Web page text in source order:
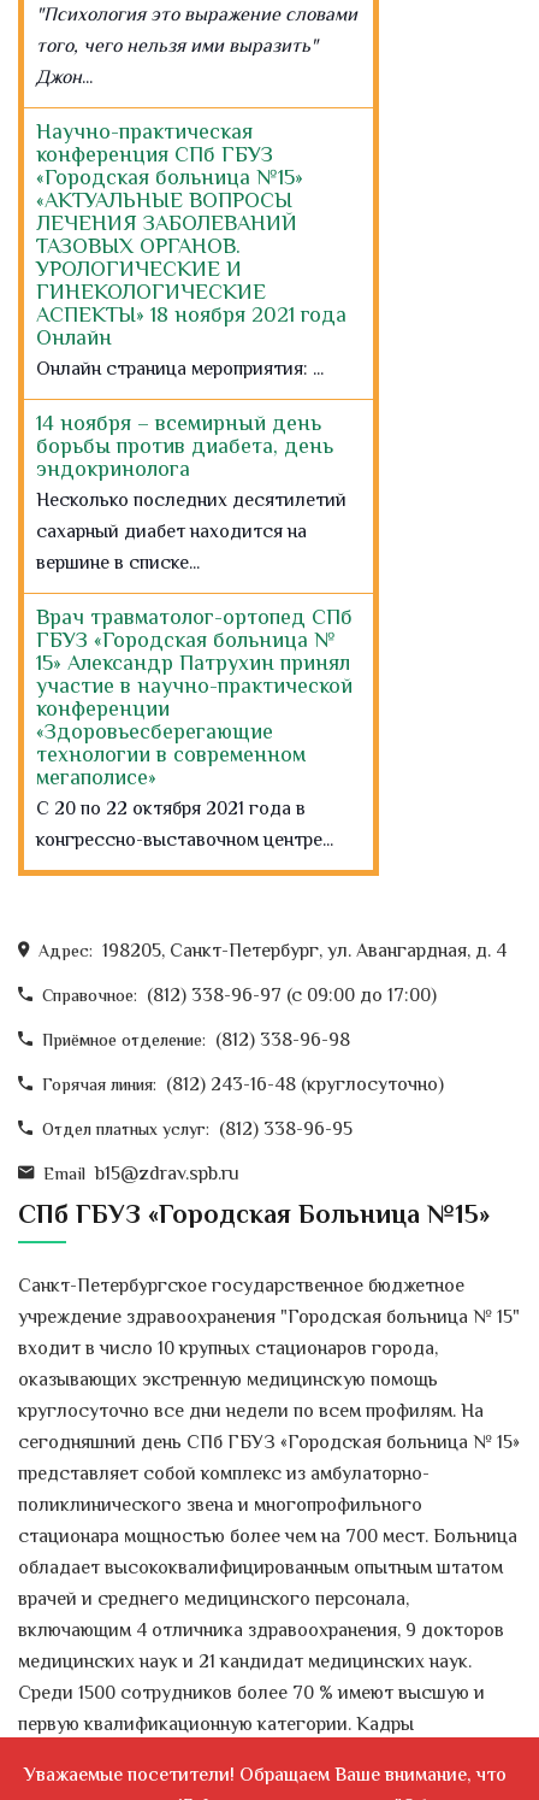
"Психология это выражение словами
того, чего нельзя ими выразить"
Джон...
Научно-практическая
конференция СПб ГБУЗ
«Городская больница №15»
«АКТУАЛЬНЫЕ ВОПРОСЫ
ЛЕЧЕНИЯ ЗАБОЛЕВАНИЙ
ТАЗОВЫХ ОРГАНОВ.
УРОЛОГИЧЕСКИЕ И
ГИНЕКОЛОГИЧЕСКИЕ
АСПЕКТЫ» 18 ноября 2021 года
Онлайн
Онлайн страница мероприятия: ...
14 ноября – всемирный день
борьбы против диабета, день
эндокринолога
Несколько последних десятилетий
сахарный диабет находится на
вершине в списке...
Врач травматолог-ортопед СПб
ГБУЗ «Городская больница №
15» Александр Патрухин принял
участие в научно-практической
конференции
«Здоровьесберегающие
технологии в современном
мегаполисе»
С 20 по 22 октября 2021 года в
конгрессно-выставочном центре...
Представить современную медицину
без такого простого и безопасного
метода, как...
инсультом
Ежегодно 29 октября отмечается
инсультом. В 2006 году он был...
С 15.10 2021 по 14.11.2021 -
населения
Уважаемые посетители!
Напоминаем, что с пятнадцатого
октября по четырнадцатое ноября...
Всемирный день
анестезиолога-реаниматолога
16 октября
Многие знают о дне медицинского
работника, который празднуют в...
День уролога
Поздравляем с Днём уролога!
День уролога— профессиональный
праздник, который...
Доноры пересадки костного
Адрес: 198205, Санкт-Петербург, ул. Авангардная, д. 4
Справочное: (812) 338-96-97 (c 09:00 до 17:00)
Приёмное отделение: (812) 338-96-98
Горячая линия: (812) 243-16-48 (круглосуточно)
Отдел платных услуг: (812) 338-96-95
Email b15@zdrav.spb.ru
СПб ГБУЗ «Городская Больница №15»
Санкт-Петербургское государственное бюджетное
учреждение здравоохранения "Городская больница № 15"
входит в число 10 крупных стационаров города,
оказывающих экстренную медицинскую помощь
круглосуточно все дни недели по всем профилям. На
сегодняшний день СПб ГБУЗ «Городская больница № 15»
представляет собой комплекс из амбулаторно-
поликлинического звена и многопрофильного
стационара мощностью более чем на 700 мест. Больница
обладает высококвалифицированным опытным штатом
врачей и среднего медицинского персонала,
включающим 4 отличника здравоохранения, 9 докторов
медицинских наук и 21 кандидат медицинских наук.
Среди 1500 сотрудников более 70 % имеют высшую и
первую квалификационную категории. Кадры
распространенными медицинскими специальностями.
Уважаемые посетители! Обращаем Ваше внимание, что